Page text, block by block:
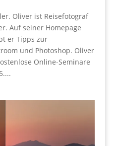
Oliver ist Reisefotograf
Auf seiner Homepage
er Tipps zur
und Photoshop. Oliver
Online-Seminare